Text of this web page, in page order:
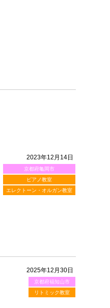
2023年12月14日
京都府亀岡市
ピアノ教室
エレクトーン・オルガン教室
2025年12月30日
京都府福知山市
リトミック教室